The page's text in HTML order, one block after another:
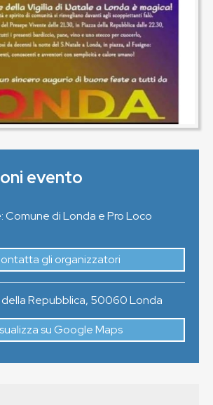
evento
: Comune di Londa e Pro Loco
gli organizzatori
Repubblica, 50060Londa
su Google Maps